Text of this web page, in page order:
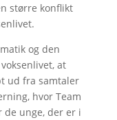
større konflikt
og den
at
ud fra samtaler
hvor Team
de unge, der er i